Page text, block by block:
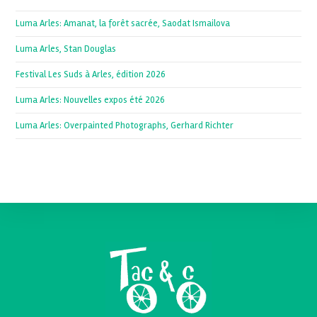
Luma Arles: Amanat, la forêt sacrée, Saodat Ismailova
Luma Arles, Stan Douglas
Festival Les Suds à Arles, édition 2026
Luma Arles: Nouvelles expos été 2026
Luma Arles: Overpainted Photographs, Gerhard Richter